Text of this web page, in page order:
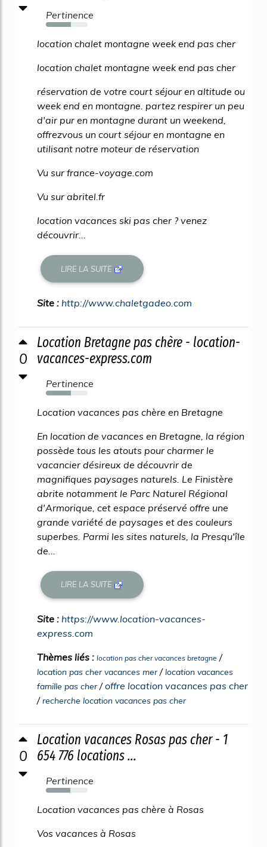
Pertinence
60%
location chalet montagne week end pas cher
location chalet montagne week end pas cher
réservation de votre court séjour en altitude ou
week end en montagne. partez respirer un peu
d'air pur en montagne durant un weekend,
offrezvous un court séjour en montagne en
utilisant notre moteur de réservation
Vu sur france-voyage.com
Vu sur abritel.fr
location vacances ski pas cher ? venez
découvrir...
LIRE LA SUITE
Site : http://www.chaletgadeo.com
0
Location Bretagne pas chère - location-
vacances-express.com
Pertinence
60%
Location vacances pas chère en Bretagne
En location de vacances en Bretagne, la région
possède tous les atouts pour charmer le
vacancier désireux de découvrir de
magnifiques paysages naturels. Le Finistère
abrite notamment le Parc Naturel Régional
d'Armorique, cet espace préservé offre une
grande variété de paysages et des couleurs
superbes. Parmi les sites naturels, la Presqu'île
de...
LIRE LA SUITE
Site : https://www.location-vacances-
express.com
Thèmes liés : location pas cher vacances bretagne /
location pas cher vacances mer/location vacances
famille pas cher/offre location vacances pas cher
/recherche location vacances pas cher
0
Location vacances Rosas pas cher - 1
654 776 locations ...
Pertinence
59%
Location vacances pas chère à Rosas
Vos vacances à Rosas